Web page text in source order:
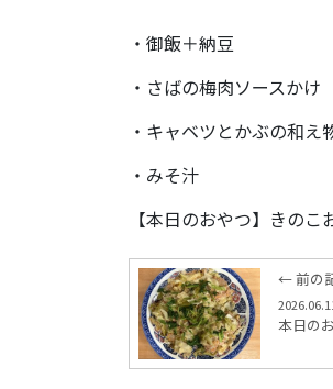
・御飯＋納豆
・さばの梅肉ソースかけ
・キャベツとかぶの和え
・みそ汁
【本日のおやつ】きの
← 前の
本日の